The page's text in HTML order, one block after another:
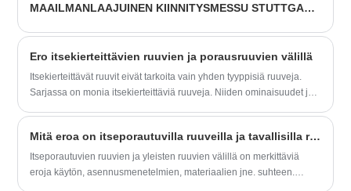
MAAILMANLAAJUINEN KIINNITYSMESSU STUTTGARTISSA SAKSASSA
Ero itsekierteittävien ruuvien ja porausruuvien välillä
Itsekierteittävät ruuvit eivät tarkoita vain yhden tyyppisiä ruuveja.
Sarjassa on monia itsekierteittäviä ruuveja. Niiden ominaisuudet ja
Mitä eroa on itseporautuvilla ruuveilla ja tavallisilla ruuveilla?
Itseporautuvien ruuvien ja yleisten ruuvien välillä on merkittäviä
eroja käytön, asennusmenetelmien, materiaalien jne. suhteen.